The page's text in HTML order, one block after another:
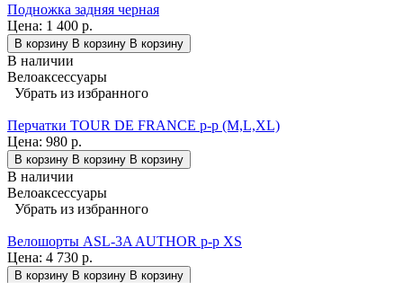
Подножка задняя черная
Цена: 1 400 р.
В корзину В корзину В корзину
В наличии
Велоаксессуары
Убрать из избранного
Перчатки TOUR DE FRANCE p-p (M,L,XL)
Цена: 980 р.
В корзину В корзину В корзину
В наличии
Велоаксессуары
Убрать из избранного
Велошорты ASL-3A AUTHOR р-р XS
Цена: 4 730 р.
В корзину В корзину В корзину